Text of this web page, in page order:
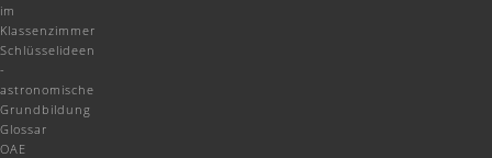
im
Klassenzimmer
Schlüsselideen
-
astronomische
Grundbildung
Glossar
OAE